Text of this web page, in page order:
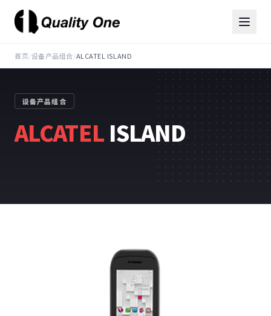
首页/设备产品组合/ALCATEL ISLAND
设备产品组合
ALCATEL ISLAND